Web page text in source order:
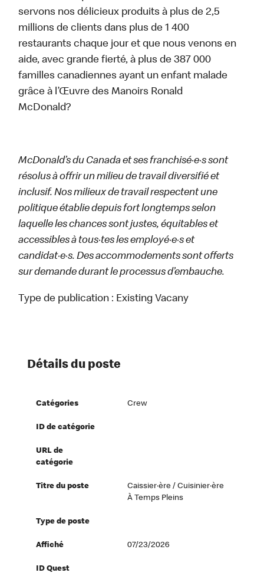
servons nos délicieux produits à plus de 2,5
millions de clients dans plus de 1 400
restaurants chaque jour et que nous venons en
aide, avec grande fierté, à plus de 387 000
familles canadiennes ayant un enfant malade
grâce à l’Œuvre des Manoirs Ronald
McDonald?
McDonald’s du Canada et ses franchisé·e·s sont
résolus à offrir un milieu de travail diversifié et
inclusif. Nos milieux de travail respectent une
politique établie depuis fort longtemps selon
laquelle les chances sont justes, équitables et
accessibles à tous·tes les employé·e·s et
candidat·e·s. Des accommodements sont offerts
sur demande durant le processus d’embauche.
Type de publication : Existing Vacany
Détails du poste
Catégories Crew
ID de catégorie
URL de
catégorie
Titre du poste
Caissier·ère / Cuisinier·ère
À Temps Pleins
Type de poste
Affiché 07/23/2026
ID Quest